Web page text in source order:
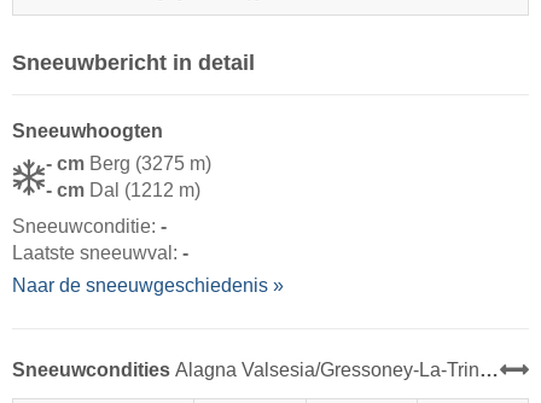
Sneeuwbericht in detail
Sneeuwhoogten
- cm Berg (3275 m)
- cm Dal (1212 m)
Sneeuwconditie: -
Laatste sneeuwval: -
Naar de sneeuwgeschiedenis »
Sneeuwcondities Alagna Valsesia/​Gressoney-La-Trinité/​Champoluc/​Frachey (Monterosa Ski)